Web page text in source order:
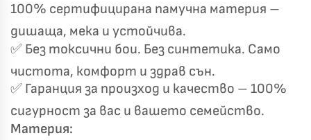
100% сертифицирана памучна материя –
дишаща, мека и устойчива.
✅ Без токсични бои. Без синтетика. Само
чистота, комфорт и здрав сън.
✅ Гаранция за произход и качество – 100%
сигурност за вас и вашето семейство.
Материя:
🎁 Късметът избра Вас!